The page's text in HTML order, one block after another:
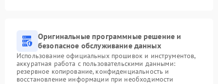
Оригинальные программные решение и
безопасное обслуживание данных
Использование официальных прошивок и инструментов,
аккуратная работа с пользовательскими данными:
резервное копирование, конфиденциальность и
восстановление информации при необходимости